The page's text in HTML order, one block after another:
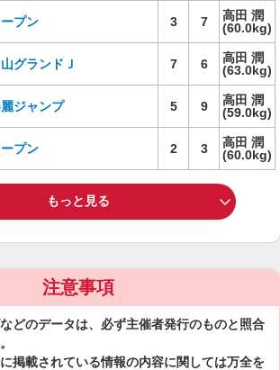
プン 3 7
高田 潤
(60.0kg)
グランドＪ 7 6
高田 潤
(63.0kg)
ジャンプ 5 9
高田 潤
(59.0kg)
プン 2 3
高田 潤
(60.0kg)
もっと見る
注意事項
どのデータは、必ず主催者発行のものと照合
掲載されている情報の内容に関しては万全を